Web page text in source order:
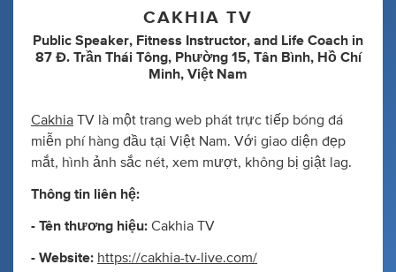
CAKHIA TV
Public Speaker, Fitness Instructor, and Life Coach in
87 Đ. Trần Thái Tông, Phường 15, Tân Bình, Hồ Chí
Minh, Việt Nam
Cakhia TV là một trang web phát trực tiếp bóng đá
miễn phí hàng đầu tại Việt Nam. Với giao diện đẹp
mắt, hình ảnh sắc nét, xem mượt, không bị giật lag.
Thông tin liên hệ:
- Tên thương hiệu: Cakhia TV
- Website: https://cakhia-tv-live.com/